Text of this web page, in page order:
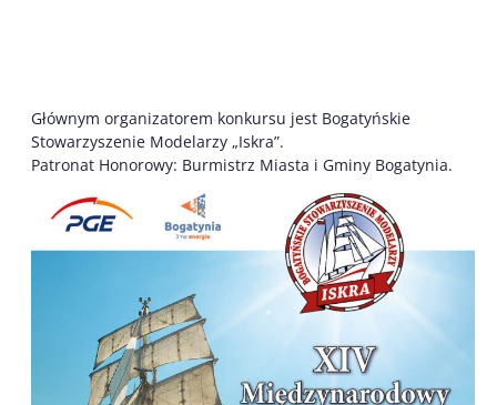
Głównym organizatorem konkursu jest Bogatyńskie
Stowarzyszenie Modelarzy „Iskra”.
Patronat Honorowy: Burmistrz Miasta i Gminy Bogatynia.